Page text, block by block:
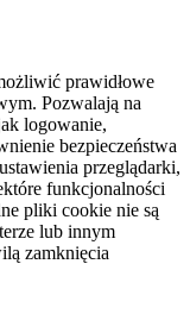
prawidłowe
Pozwalają na
logowanie,
bezpieczeństwa
przeglądarki,
funkcjonalności
pliki cookie nie są
lub innym
zamknięcia